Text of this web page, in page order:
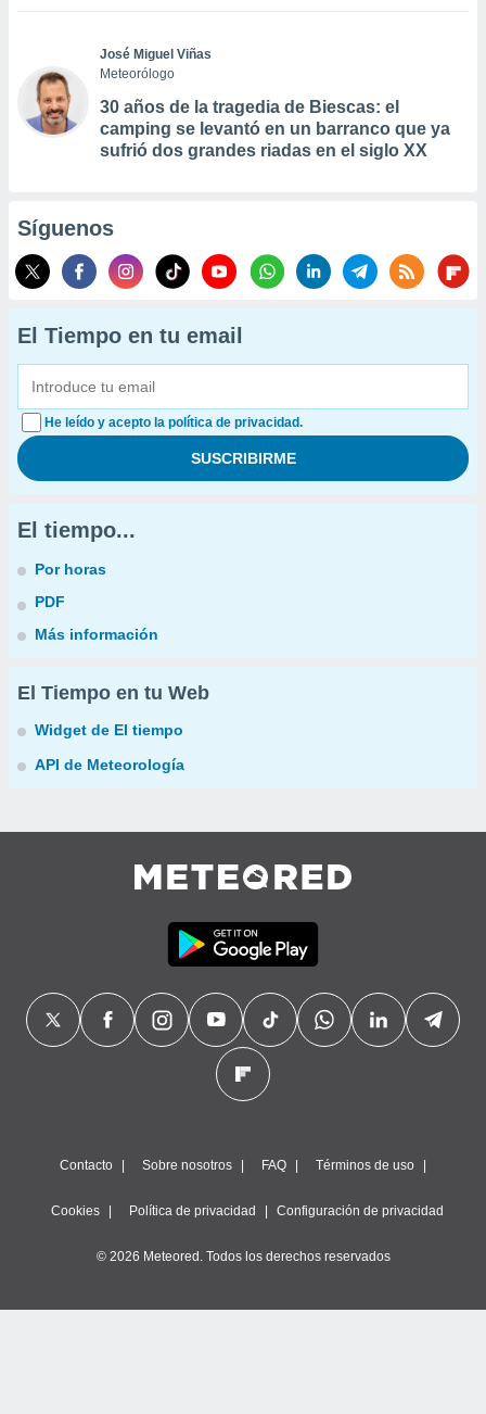
José Miguel Viñas
Meteorólogo
30 años de la tragedia de Biescas: el
camping se levantó en un barranco que ya
sufrió dos grandes riadas en el siglo XX
Síguenos
El Tiempo en tu email
He leído y acepto la política de privacidad.
El tiempo...
Por horas
PDF
Más información
El Tiempo en tu Web
Widget de El tiempo
API de Meteorología
Contacto Sobre nosotros FAQ Términos de uso
Cookies Política de privacidad Configuración de privacidad
© 2026 Meteored. Todos los derechos reservados